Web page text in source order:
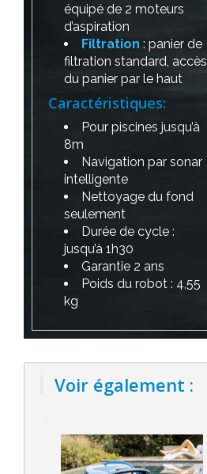
équipé de 2 moteurs
d’aspiration
Filtration : panier de
filtration standard, accès
du panier par le haut
Caractéristiques:
Pour piscines jusqu’à
8m
Navigation par sonar
intelligente
Nettoyage du fond
seulement
Durée de cycle :
jusqu’à 1h30
Garantie 2 ans
Poids du robot : 4,55
kg
Voir également :